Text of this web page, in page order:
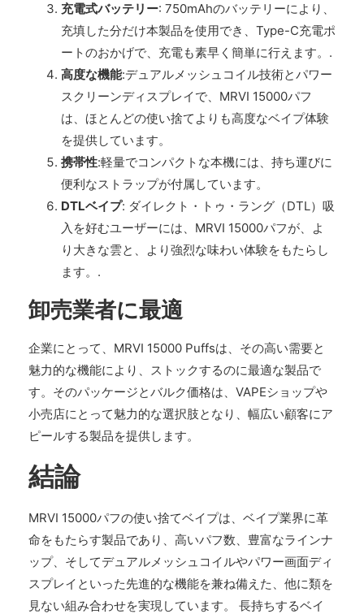
充電式バッテリー: 750mAhのバッテリーにより、
充填した分だけ本製品を使用でき、Type-C充電ポ
ートのおかげで、充電も素早く簡単に行えます。.
高度な機能:デュアルメッシュコイル技術とパワー
スクリーンディスプレイで、MRVI 15000パフ
は、ほとんどの使い捨てよりも高度なベイプ体験
を提供しています。
携帯性:軽量でコンパクトな本機には、持ち運びに
便利なストラップが付属しています。
DTLベイプ: ダイレクト・トゥ・ラング（DTL）吸
入を好むユーザーには、MRVI 15000パフが、よ
り大きな雲と、より強烈な味わい体験をもたらし
ます。.
卸売業者に最適
企業にとって、MRVI 15000 Puffsは、その高い需要と
魅力的な機能により、ストックするのに最適な製品で
す。そのパッケージとバルク価格は、VAPEショップや
小売店にとって魅力的な選択肢となり、幅広い顧客にア
ピールする製品を提供します。
結論
MRVI 15000パフの使い捨てベイプは、ベイプ業界に革
命をもたらす製品であり、高いパフ数、豊富なラインナ
ップ、そしてデュアルメッシュコイルやパワー画面ディ
スプレイといった先進的な機能を兼ね備えた、他に類を
見ない組み合わせを実現しています。 長持ちするベイ